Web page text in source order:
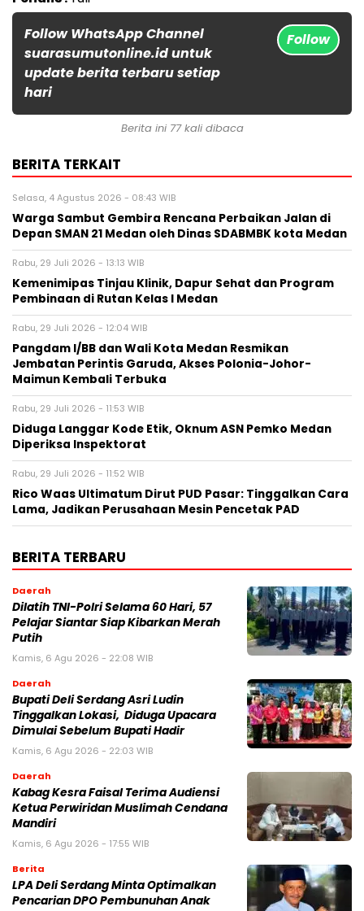
Follow WhatsApp Channel
suarasumutonline.id untuk
update berita terbaru setiap
hari
Follow
Berita ini 77 kali dibaca
BERITA TERKAIT
Selasa, 4 Agustus 2026 - 08:43 WIB
Warga Sambut Gembira Rencana Perbaikan Jalan di
Depan SMAN 21 Medan oleh Dinas SDABMBK kota Medan
Rabu, 29 Juli 2026 - 13:13 WIB
Kemenimipas Tinjau Klinik, Dapur Sehat dan Program
Pembinaan di Rutan Kelas I Medan
Rabu, 29 Juli 2026 - 12:04 WIB
Pangdam I/BB dan Wali Kota Medan Resmikan
Jembatan Perintis Garuda, Akses Polonia-Johor-
Maimun Kembali Terbuka
Rabu, 29 Juli 2026 - 11:53 WIB
Diduga Langgar Kode Etik, Oknum ASN Pemko Medan
Diperiksa Inspektorat
Rabu, 29 Juli 2026 - 11:52 WIB
Rico Waas Ultimatum Dirut PUD Pasar: Tinggalkan Cara
Lama, Jadikan Perusahaan Mesin Pencetak PAD
BERITA TERBARU
Daerah
Dilatih TNI-Polri Selama 60 Hari, 57
Pelajar Siantar Siap Kibarkan Merah
Putih
Kamis, 6 Agu 2026 - 22:08 WIB
Daerah
Bupati Deli Serdang Asri Ludin
Tinggalkan Lokasi, Diduga Upacara
Dimulai Sebelum Bupati Hadir
Kamis, 6 Agu 2026 - 22:03 WIB
Daerah
Kabag Kesra Faisal Terima Audiensi
Ketua Perwiridan Muslimah Cendana
Mandiri
Kamis, 6 Agu 2026 - 17:55 WIB
Berita
LPA Deli Serdang Minta Optimalkan
Pencarian DPO Pembunuhan Anak